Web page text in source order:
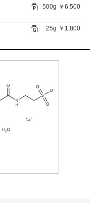
500g ￥6,500
25g ￥1,800